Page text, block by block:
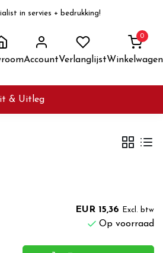
in servies + bedrukking!
AccountVerlanglijst
0
Winkelwagen
& Uitleg
EUR 15,36 Excl. btw
Op voorraad